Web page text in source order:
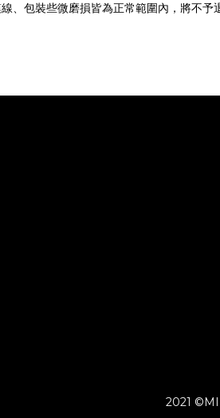
、包裝些微磨損皆為正常範圍內，將不予
2021